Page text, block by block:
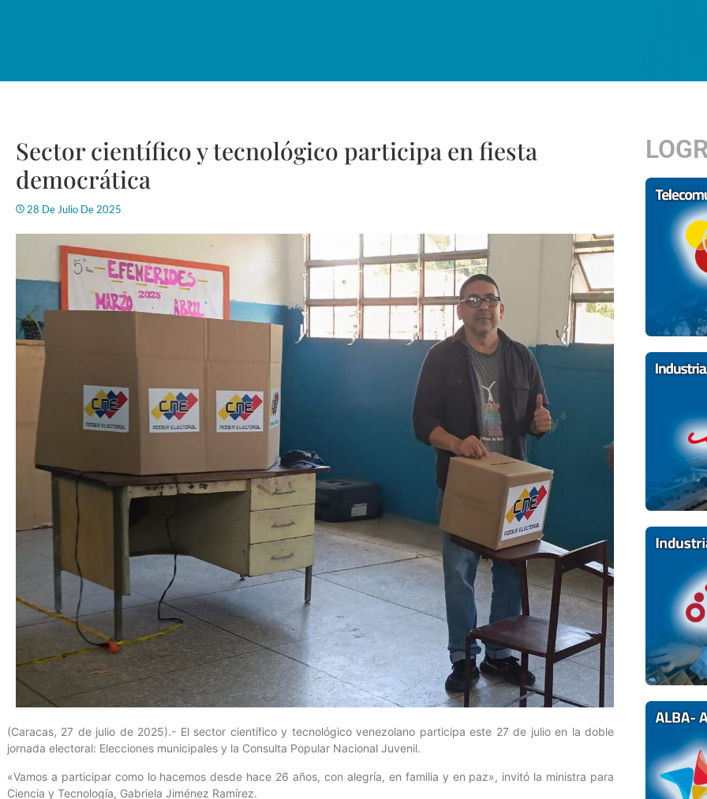
Sector científico y tecnológico participa en fiesta
democrática
28 De Julio De 2025
(Caracas, 27 de julio de 2025).- El sector científico y tecnológico venezolano participa este 27 de julio en la doble
jornada electoral: Elecciones municipales y la Consulta Popular Nacional Juvenil.
«Vamos a participar como lo hacemos desde hace 26 años, con alegría, en familia y en paz», invitó la ministra para
Ciencia y Tecnología, Gabriela Jiménez Ramírez.